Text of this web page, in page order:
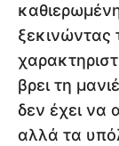
ξεκινώντας
βρει τη
δεν έχει να
αλλά τα